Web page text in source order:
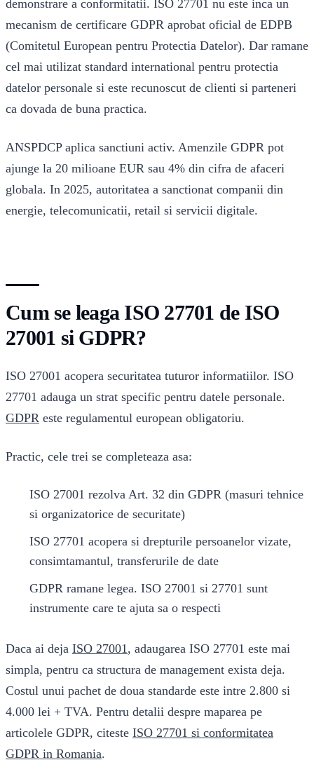
demonstrare a conformitatii. ISO 27701 nu este inca un
mecanism de certificare GDPR aprobat oficial de EDPB
(Comitetul European pentru Protectia Datelor). Dar ramane
cel mai utilizat standard international pentru protectia
datelor personale si este recunoscut de clienti si parteneri
ca dovada de buna practica.
ANSPDCP aplica sanctiuni activ. Amenzile GDPR pot
ajunge la 20 milioane EUR sau 4% din cifra de afaceri
globala. In 2025, autoritatea a sanctionat companii din
energie, telecomunicatii, retail si servicii digitale.
Cum se leaga ISO 27701 de ISO
27001 si GDPR?
ISO 27001 acopera securitatea tuturor informatiilor. ISO
27701 adauga un strat specific pentru datele personale.
GDPR este regulamentul european obligatoriu.
Practic, cele trei se completeaza asa:
ISO 27001 rezolva Art. 32 din GDPR (masuri tehnice
si organizatorice de securitate)
ISO 27701 acopera si drepturile persoanelor vizate,
consimtamantul, transferurile de date
GDPR ramane legea. ISO 27001 si 27701 sunt
instrumente care te ajuta sa o respecti
Daca ai deja ISO 27001 , adaugarea ISO 27701 este mai
simpla, pentru ca structura de management exista deja.
Costul unui pachet de doua standarde este intre 2.800 si
4.000 lei + TVA. Pentru detalii despre maparea pe
articolele GDPR, citeste ISO 27701 si conformitatea
GDPR in Romania.